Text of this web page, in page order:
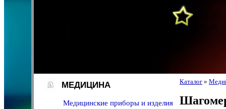
МЕДИЦИНА
Медицинские приборы и изделия
Каталог »